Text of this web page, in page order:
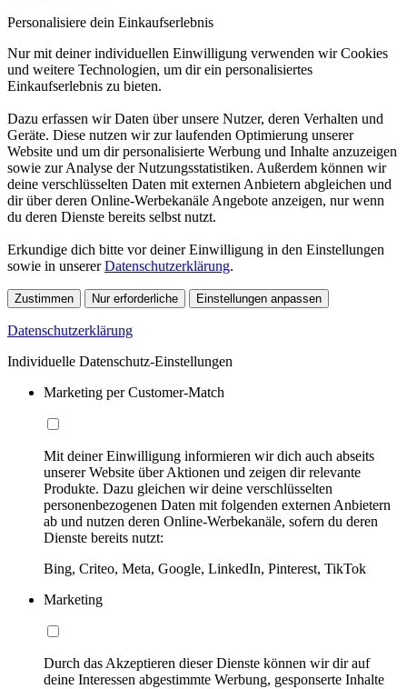
Personalisiere dein Einkaufserlebnis
Nur mit deiner individuellen Einwilligung verwenden wir Cookies
und weitere Technologien, um dir ein personalisiertes
Einkaufserlebnis zu bieten.
Dazu erfassen wir Daten über unsere Nutzer, deren Verhalten und
Geräte. Diese nutzen wir zur laufenden Optimierung unserer
Website und um dir personalisierte Werbung und Inhalte anzuzeigen
sowie zur Analyse der Nutzungsstatistiken. Außerdem können wir
deine verschlüsselten Daten mit externen Anbietern abgleichen und
dir über deren Online-Werbekanäle Angebote anzeigen, nur wenn
du deren Dienste bereits selbst nutzt.
Erkundige dich bitte vor deiner Einwilligung in den Einstellungen
sowie in unsererDatenschutzerklärung.
Zustimmen Nur erforderliche Einstellungen anpassen
Datenschutzerklärung
Individuelle Datenschutz-Einstellungen
Marketing per Customer-Match
Mit deiner Einwilligung informieren wir dich auch abseits
unserer Website über Aktionen und zeigen dir relevante
Produkte. Dazu gleichen wir deine verschlüsselten
personenbezogenen Daten mit folgenden externen Anbietern
ab und nutzen deren Online-Werbekanäle, sofern du deren
Dienste bereits nutzt:
Bing, Criteo, Meta, Google, LinkedIn, Pinterest, TikTok
Marketing
Durch das Akzeptieren dieser Dienste können wir dir auf
deine Interessen abgestimmte Werbung, gesponserte Inhalte